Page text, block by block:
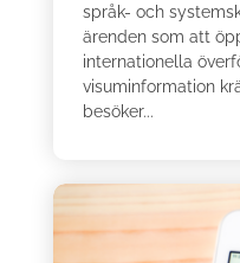
språk- och
ärenden som att
internationella
visuminformation
besöker...